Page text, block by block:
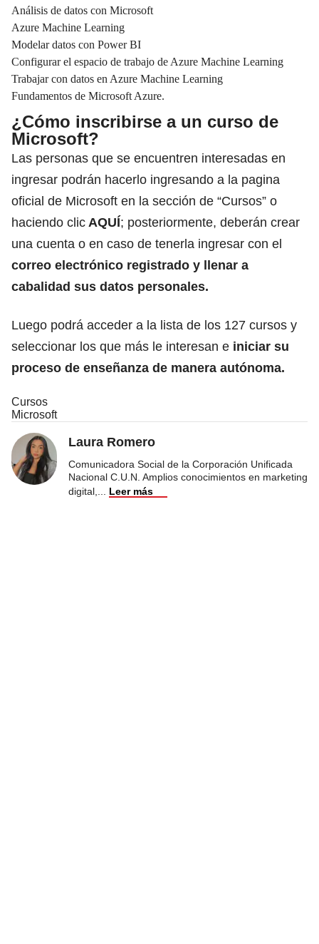
Análisis de datos con Microsoft
Azure Machine Learning
Modelar datos con Power BI
Configurar el espacio de trabajo de Azure Machine Learning
Trabajar con datos en Azure Machine Learning
Fundamentos de Microsoft Azure.
¿Cómo inscribirse a un curso de
Microsoft?
Las personas que se encuentren interesadas en
ingresar podrán hacerlo ingresando a la pagina
oficial de Microsoft en la sección de “Cursos” o
haciendo clic AQUÍ; posteriormente, deberán crear
una cuenta o en caso de tenerla ingresar con el
correo electrónico registrado y llenar a
cabalidad sus datos personales.
Luego podrá acceder a la lista de los 127 cursos y
seleccionar los que más le interesan e iniciar su
proceso de enseñanza de manera autónoma.
Cursos
Microsoft
Laura Romero
Comunicadora Social de la Corporación Unificada
Nacional C.U.N. Amplios conocimientos en marketing
digital,
Leer más